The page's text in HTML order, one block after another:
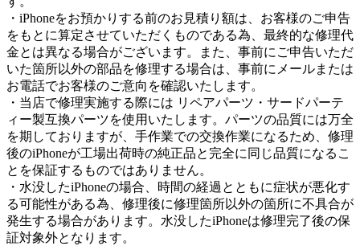
・iPhoneをお預かりする前のお見積り額は、お客様のご申告
をもとに算定させていただくものである為、最終的な修理代
金とは異なる場合がございます。また、事前にご申告いただ
いた箇所以外の部品を修理する場合は、事前にメールまたは
お電話でお客様のご意向を確認いたします。
・当店で修理実施する際には リペアパーツ・サードパーテ
ィー製互換パーツを使用いたします。パーツの品質には万全
を期しておりますが、手作業での交換作業になるため、修理
後のiPhoneが工場出荷時の純正品と完全に同じ品質になるこ
とを保証するものではありません。
・水没したiPhoneの場合、時間の経過とともに症状が悪化す
る可能性がある為、修理後に修理箇所以外の箇所に不具合が
発生する場合があります。水没したiPhoneは修理完了後の保
証対象外となります。